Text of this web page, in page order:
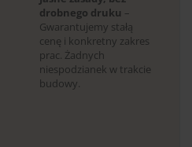
drobnego druku –
Gwarantujemy stałą
cenę i konkretny zakres
prac. Żadnych
niespodzianek w trakcie
budowy.